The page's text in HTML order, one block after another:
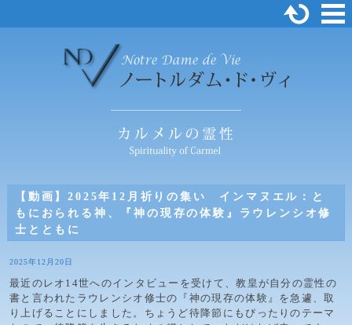
【動画】2025年12月祈りの集い インマヌエル：と
もにおられる神、『神の現存の体験』ラウレンシオ修
士とともに
2025年12月20日
最近のレオ14世へのインタビューを受けて、教皇が自分の霊性の
書と言われたラウレンシオ修士の『神の現存の体験』を急遽、取
り上げることにしました。ちょうど待降節にもぴったりのテーマ